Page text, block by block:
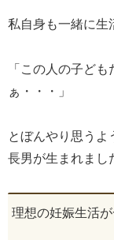
私自身も一緒に生
「この人の子ど
ぁ・・・」
とぼんやり思うよ
長男が生まれまし
理想の妊娠生活